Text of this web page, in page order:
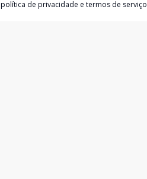
política de privacidade e termos de serviço